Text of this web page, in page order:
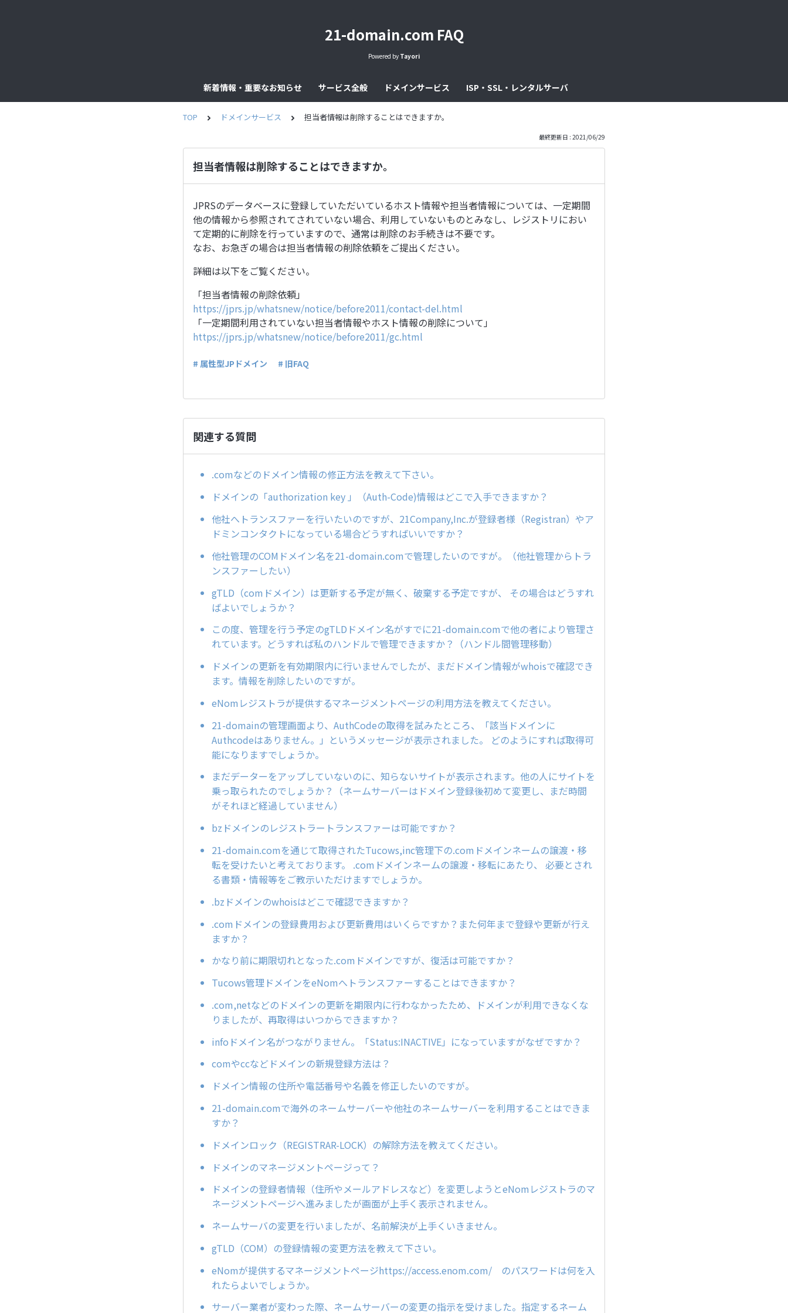
21-domain.com FAQ
Powered by Tayori
新着情報・重要なお知らせ サービス全般 ドメインサービス ISP・SSL・レンタルサーバ
る
TOP ドメインサービス 担当者情報は削除することはできますか。
最終更新日 : 2021/06/29
担当者情報は削除することはできますか。
JPRSのデータベースに登録していただいているホスト情報や担当者情報については、一定期間
他の情報から参照されてされていない場合、利用していないものとみなし、レジストリにおい
て定期的に削除を行っていますので、通常は削除のお手続きは不要です。
なお、お急ぎの場合は担当者情報の削除依頼をご提出ください。
詳細は以下をご覧ください。
「担当者情報の削除依頼」
https://jprs.jp/whatsnew/notice/before2011/contact-del.html
「一定期間利用されていない担当者情報やホスト情報の削除について」
https://jprs.jp/whatsnew/notice/before2011/gc.html
# 属性型JPドメイン # 旧FAQ
関連する質問
.comなどのドメイン情報の修正方法を教えて下さい。
ドメインの「authorization key 」（Auth-Code)情報はどこで入手できますか？
他社へトランスファーを行いたいのですが、21Company,Inc.が登録者様（Registran）やア
ドミンコンタクトになっている場合どうすればいいですか？
他社管理のCOMドメイン名を21-domain.comで管理したいのですが。（他社管理からトラ
ンスファーしたい）
gTLD（comドメイン）は更新する予定が無く、破棄する予定ですが、 その場合はどうすれ
ばよいでしょうか？
この度、管理を行う予定のgTLDドメイン名がすでに21-domain.comで他の者により管理さ
れています。どうすれば私のハンドルで管理できますか？（ハンドル間管理移動）
ドメインの更新を有効期限内に行いませんでしたが、まだドメイン情報がwhoisで確認でき
ます。情報を削除したいのですが。
eNomレジストラが提供するマネージメントページの利用方法を教えてください。
21-domainの管理画面より、AuthCodeの取得を試みたところ、「該当ドメインに
Authcodeはありません。」というメッセージが表示されました。 どのようにすれば取得可
能になりますでしょうか。
まだデーターをアップしていないのに、知らないサイトが表示されます。他の人にサイトを
乗っ取られたのでしょうか？（ネームサーバーはドメイン登録後初めて変更し、まだ時間
がそれほど経過していません）
bzドメインのレジストラートランスファーは可能ですか？
21-domain.comを通じて取得されたTucows,inc管理下の.comドメインネームの譲渡・移
転を受けたいと考えております。 .comドメインネームの譲渡・移転にあたり、 必要とされ
る書類・情報等をご教示いただけますでしょうか。
.bzドメインのwhoisはどこで確認できますか？
.comドメインの登録費用および更新費用はいくらですか？また何年まで登録や更新が行え
ますか？
かなり前に期限切れとなった.comドメインですが、復活は可能ですか？
Tucows管理ドメインをeNomへトランスファーすることはできますか？
.com,netなどのドメインの更新を期限内に行わなかったため、ドメインが利用できなくな
りましたが、再取得はいつからできますか？
infoドメイン名がつながりません。「Status:INACTIVE」になっていますがなぜですか？
comやccなどドメインの新規登録方法は？
ドメイン情報の住所や電話番号や名義を修正したいのですが。
21-domain.comで海外のネームサーバーや他社のネームサーバーを利用することはできま
すか？
ドメインロック（REGISTRAR-LOCK）の解除方法を教えてください。
ドメインのマネージメントページって？
ドメインの登録者情報（住所やメールアドレスなど）を変更しようとeNomレジストラのマ
ネージメントページへ進みましたが画面が上手く表示されません。
ネームサーバの変更を行いましたが、名前解決が上手くいきません。
gTLD（COM）の登録情報の変更方法を教えて下さい。
eNomが提供するマネージメントページhttps://access.enom.com/ のパスワードは何を入
れたらよいでしょうか。
サーバー業者が変わった際、ネームサーバーの変更の指示を受けました。指定するネーム